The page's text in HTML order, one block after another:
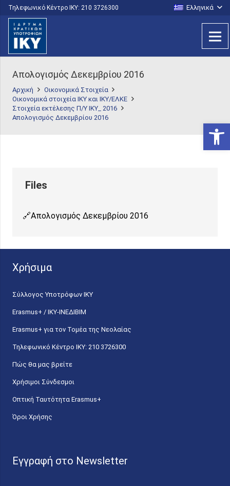
Τηλεφωνικό Κέντρο IKY: 210 3726300 Ελληνικά
Απολογισμός Δεκεμβρίου 2016
Αρχική
Οικονομικά Στοιχεία
Οικονομικά στοιχεία ΙΚΥ και ΙΚΥ/ΕΛΚΕ
Στοιχεία εκτέλεσης Π/Υ ΙΚΥ_ 2016
Απολογισμός Δεκεμβρίου 2016
Απολογισμός Δεκεμβρίου 2016
Χρήσιμα
Σύλλογος Υποτρόφων ΙΚΥ
Erasmus+ / ΙΚΥ-ΙΝΕΔΙΒΙΜ
Erasmus+ για τον Τομέα της Νεολαίας
Τηλεφωνικό Κέντρο IKY: 210 3726300
Πώς θα μας βρείτε
Χρήσιμοι Σύνδεσμοι
Οπτική Ταυτότητα Erasmus+
Όροι Χρήσης
Εγγραφή στο Newsletter